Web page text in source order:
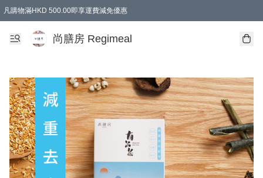
凡購物滿HKD 500.00即享運費減免優惠
尚膳房 Regimeal